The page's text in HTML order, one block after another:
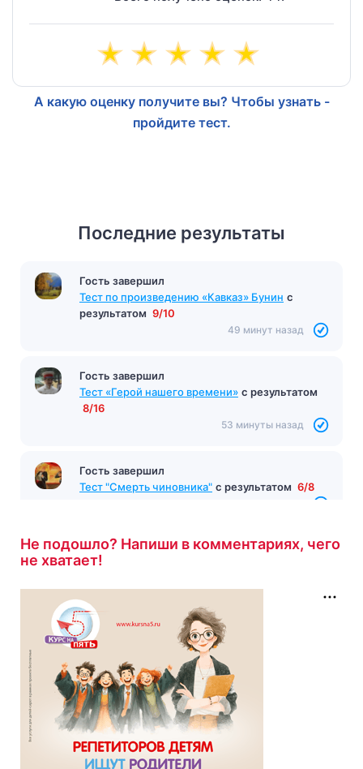
А какую оценку получите вы? Чтобы узнать -
пройдите тест.
Последние результаты
Гость завершил
Тест по произведению «Кавказ» Бунин с
результатом 9/10
49 минут назад
Гость завершил
Тест «Герой нашего времени» с результатом
8/16
53 минуты назад
Гость завершил
Тест "Смерть чиновника" с результатом 6/8
Не подошло? Напиши в комментариях, чего
не хватает!